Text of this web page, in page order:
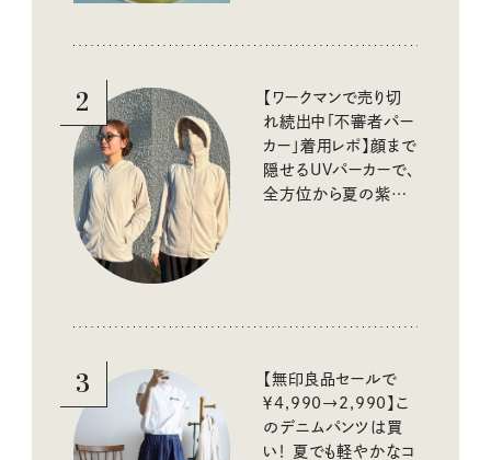
2
【ワークマンで売り切
れ続出中「不審者パー
カー」着用レポ】顔まで
隠せるUVパーカーで、
全方位から夏の紫外
3
【無印良品セールで
￥4,990→2,990】こ
のデニムパンツは買
い！ 夏でも軽やかなコ